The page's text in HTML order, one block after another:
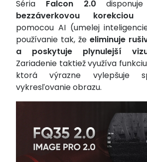
Séria Falcon 2.0
bezzáverkovou korekciou
pomocou AI (umelej
používanie tak, že eliminuje
a poskytuje plynulejší
Zariadenie taktiež využíva funkciu
ktorá výrazne vylepšuje
vykresľovanie obrazu.